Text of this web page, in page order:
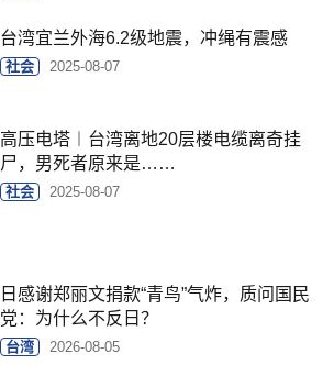
台湾宜兰外海6.2级地震，冲绳有震感
社会 2025-08-07
高压电塔︱台湾离地20层楼电缆离奇挂
尸，男死者原来是……
社会 2025-08-07
日感谢郑丽文捐款“青鸟”气炸，质问国民
党：为什么不反日？
台湾 2026-08-05